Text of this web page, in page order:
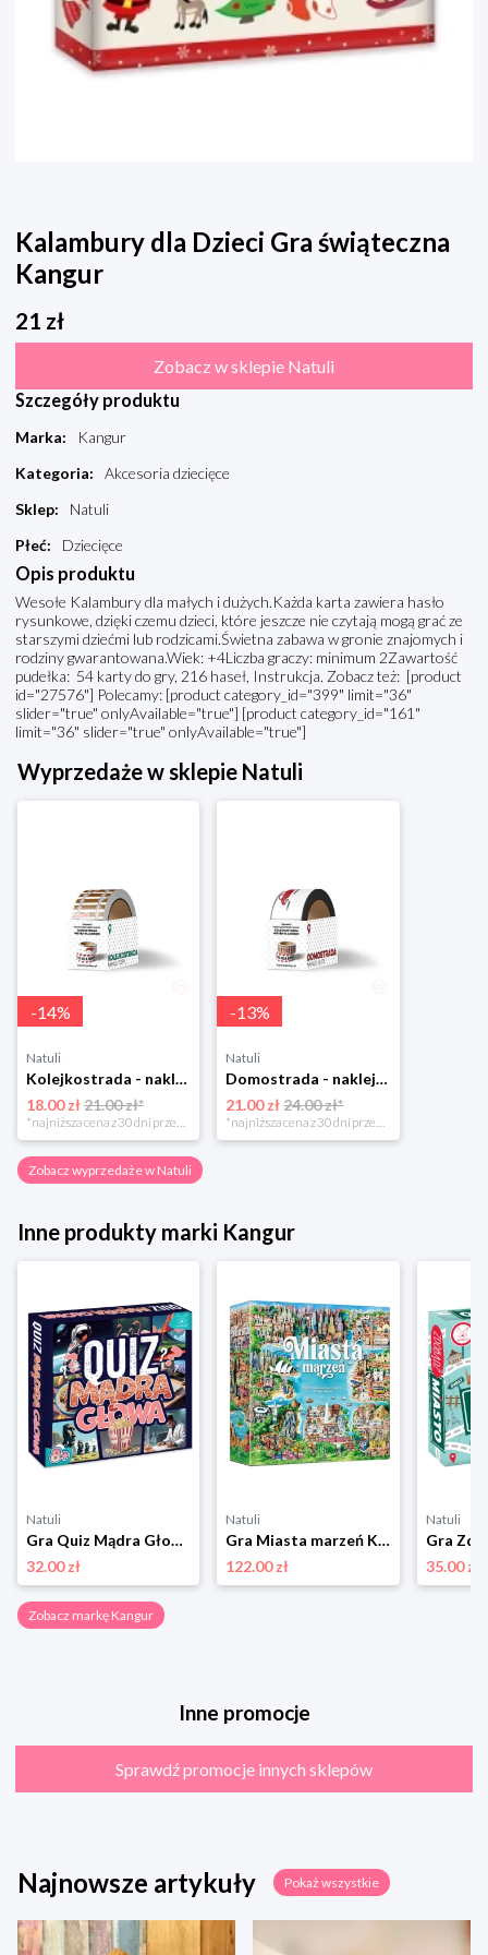
Kalambury dla Dzieci Gra świąteczna
Kangur
21 zł
Zobacz w sklepie Natuli
Szczegóły produktu
Marka:
Kangur
Kategoria:
Akcesoria dziecięce
Sklep:
Natuli
Płeć: Dziecięce
Opis produktu
Wesołe Kalambury dla małych i dużych.Każda karta zawiera hasło
rysunkowe, dzięki czemu dzieci, które jeszcze nie czytają mogą grać ze
starszymi dziećmi lub rodzicami.Świetna zabawa w gronie znajomych i
rodziny gwarantowana.Wiek: +4Liczba graczy: minimum 2Zawartość
pudełka: 54 karty do gry, 216 haseł, Instrukcja. Zobacz też: [product
id="27576"] Polecamy: [product category_id="399" limit="36"
slider="true" onlyAvailable="true"] [product category_id="161"
limit="36" slider="true" onlyAvailable="true"]
Wyprzedaże w sklepie Natuli
-14%
Natuli
Kolejkostrada - naklejaj tory Zuzutoys
18.00 zł21.00 zł*
*najniższa cena z 30 dni przed obniżką
-13%
Natuli
Domostrada - naklejaj ulice Zuzutoys
21.00 zł 24.00 zł*
*najniższa cena z 30 dni przed obniżką
Zobacz wyprzedaże w Natuli
Inne produkty marki Kangur
Natuli
Gra Quiz Mądra Głowa Kangur
32.00 zł
Natuli
Gra Miasta marzeń Kangur
122.00 zł
Natuli
35.00 zł
Zobacz markę Kangur
Inne promocje
Sprawdź promocje innych sklepów
Najnowsze artykuły Pokaż wszystkie